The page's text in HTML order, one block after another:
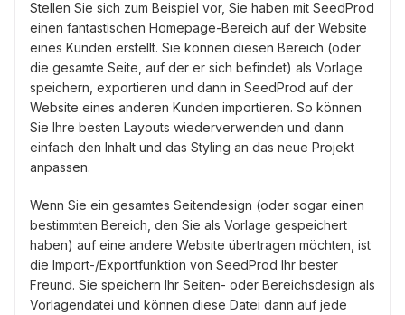
Stellen Sie sich zum Beispiel vor, Sie haben mit SeedProd
einen fantastischen Homepage-Bereich auf der Website
eines Kunden erstellt. Sie können diesen Bereich (oder
die gesamte Seite, auf der er sich befindet) als Vorlage
speichern, exportieren und dann in SeedProd auf der
Website eines anderen Kunden importieren. So können
Sie Ihre besten Layouts wiederverwenden und dann
einfach den Inhalt und das Styling an das neue Projekt
anpassen.
Wenn Sie ein gesamtes Seitendesign (oder sogar einen
bestimmten Bereich, den Sie als Vorlage gespeichert
haben) auf eine andere Website übertragen möchten, ist
die Import-/Exportfunktion von SeedProd Ihr bester
Freund. Sie speichern Ihr Seiten- oder Bereichsdesign als
Vorlagendatei und können diese Datei dann auf jede